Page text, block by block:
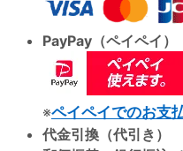
PayPay（ペイペイ）
※ペイペイでのお支
代金引換（代引き）